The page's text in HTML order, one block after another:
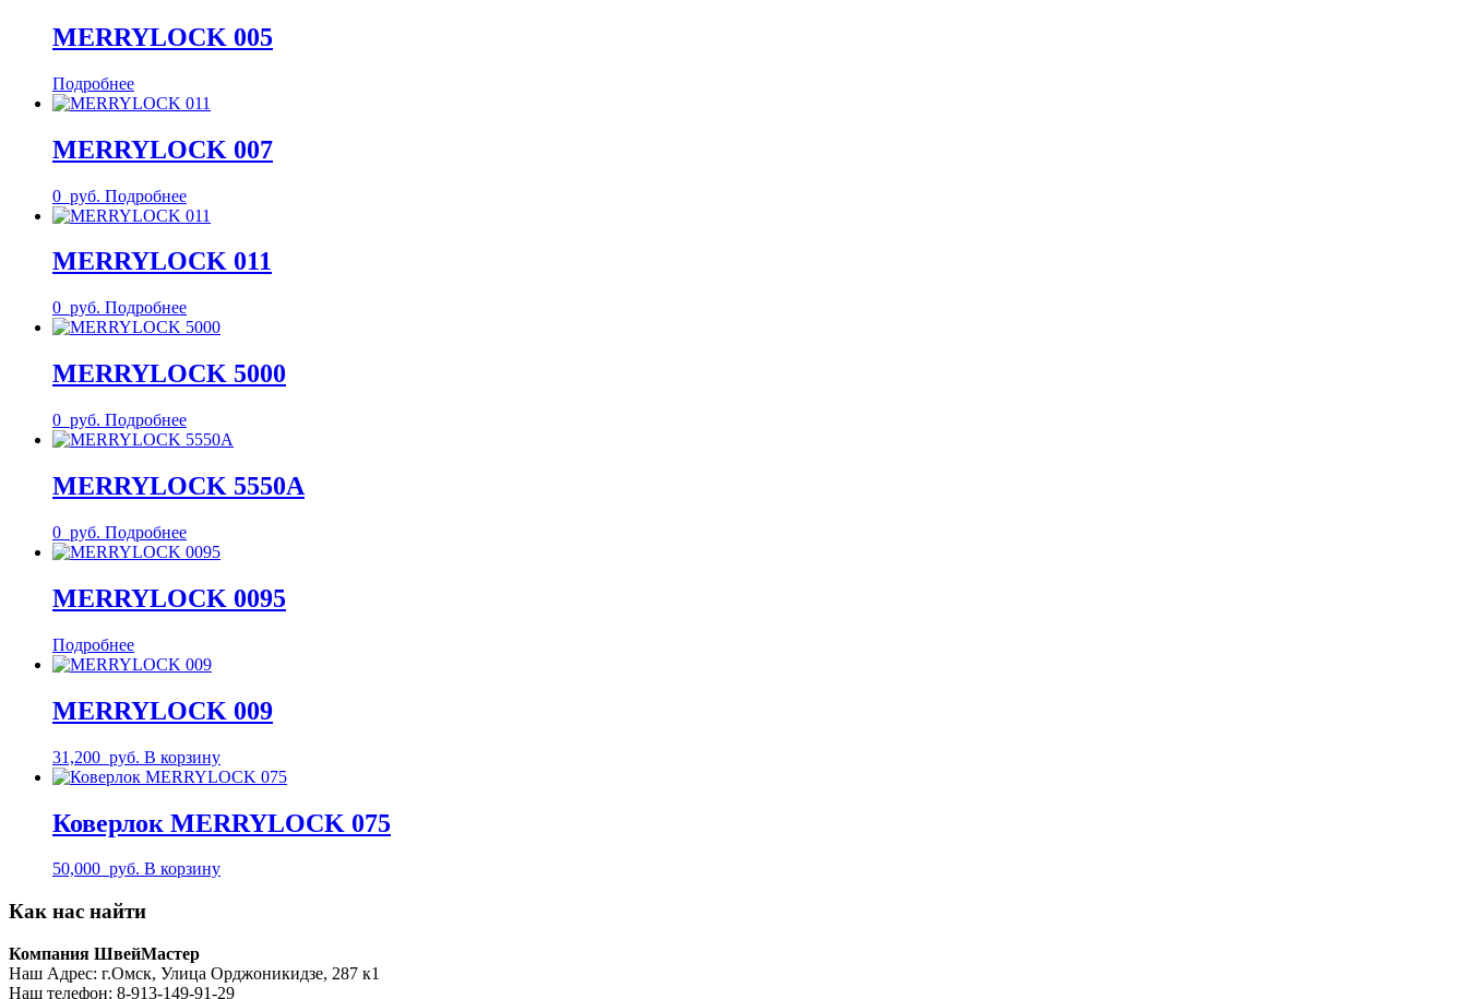
MERRYLOCK 005
Подробнее
MERRYLOCK 007
0 руб. Подробнее
MERRYLOCK 011
0 руб. Подробнее
MERRYLOCK 5000
0 руб. Подробнее
MERRYLOCK 5550А
0 руб. Подробнее
MERRYLOCK 0095
Подробнее
MERRYLOCK 009
31,200 руб. В корзину
Коверлок MERRYLOCK 075
50,000 руб. В корзину
Как нас найти
Компания ШвейМастер
Наш Адрес: г.Омск, ​Улица Орджоникидзе, 287 к1
Наш телефон: 8-913-149-91-29